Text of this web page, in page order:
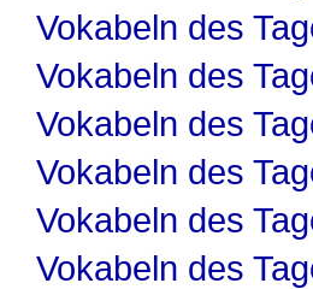
Vokabeln des
Vokabeln des
Vokabeln des
Vokabeln des
Vokabeln des
Vokabeln des